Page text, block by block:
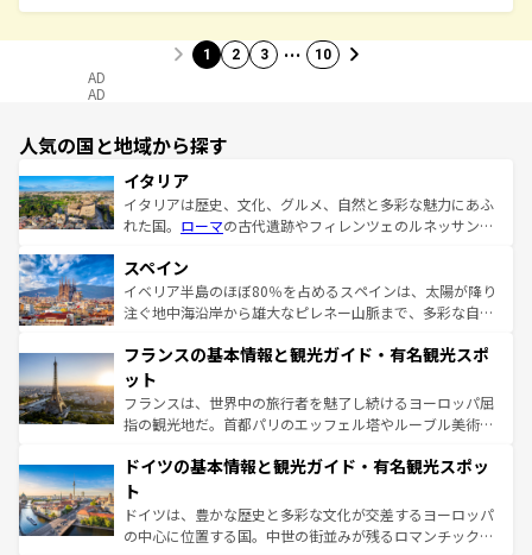
1 2 3 … 10
AD
AD
人気の国と地域から探す
イタリア
イタリアは歴史、文化、グルメ、自然と多彩な魅力にあふ
れた国。 ローマの古代遺跡やフィレンツェのルネッサンス
ろん、トスカーナの美しい田園風景やアマルフィ海岸の絶
景など、自然景観も見逃せない。観光の合間には、本場の
ピザやパスタなど、絶品のイタリア料理を堪能することも
ませてくれるイタリアで、忘れられない旅をしてみよう！
なお、新着のイタリア情報は
しい。
スペイン
イベリア半島のほぼ80％を占めるスペインは、太陽が降り
注ぐ地中海沿岸から雄大なピレネー山脈まで、多彩な自然
文化が根付くこの国では、情熱的なフラメンコ、熱気あふ
れる闘牛、そして美味しいタパスが生活の一部となってい
る。首都マドリードの洗練された雰囲気や、バルセロナの
アートに溢れた街角から、地方では古代ローマ遺跡や中世
せる。地方によって風土や気候が異なるスペインはその個
ンテンツ一覧 を参照してほしい。
フランスの基本情報と観光ガイド・有名観光スポ
ット
フランスは、世界中の旅行者を魅了し続けるヨーロッパ屈
指の観光地だ。首都パリのエッフェル塔やルーブル美術館
で、幅広い魅力が詰まっている。華麗な宮殿、歴史的な大
聖堂、美しいビーチ、そして豊かな自然が、訪れる者を心
から魅了する。また、フランスは美食の国としても知ら
れ、フランス料理はユネスコ無形文化遺産にも登録されて
ドイツの基本情報と観光ガイド・有名観光スポッ
ト
ドイツは、豊かな歴史と多彩な文化が交差するヨーロッパ
の中心に位置する国。中世の街並みが残るロマンチック街